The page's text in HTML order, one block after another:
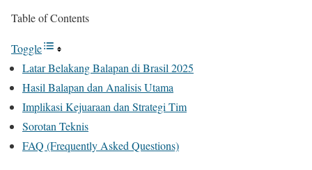
Table of Contents
Toggle
Latar Belakang Balapan di Brasil 2025
Hasil Balapan dan Analisis Utama
Implikasi Kejuaraan dan Strategi Tim
Sorotan Teknis
FAQ (Frequently Asked Questions)